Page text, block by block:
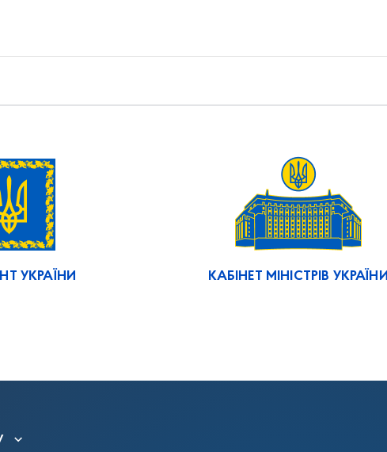
УКРАЇНИ КАБІНЕТ МІНІСТРІВ УКРАЇНИ
›